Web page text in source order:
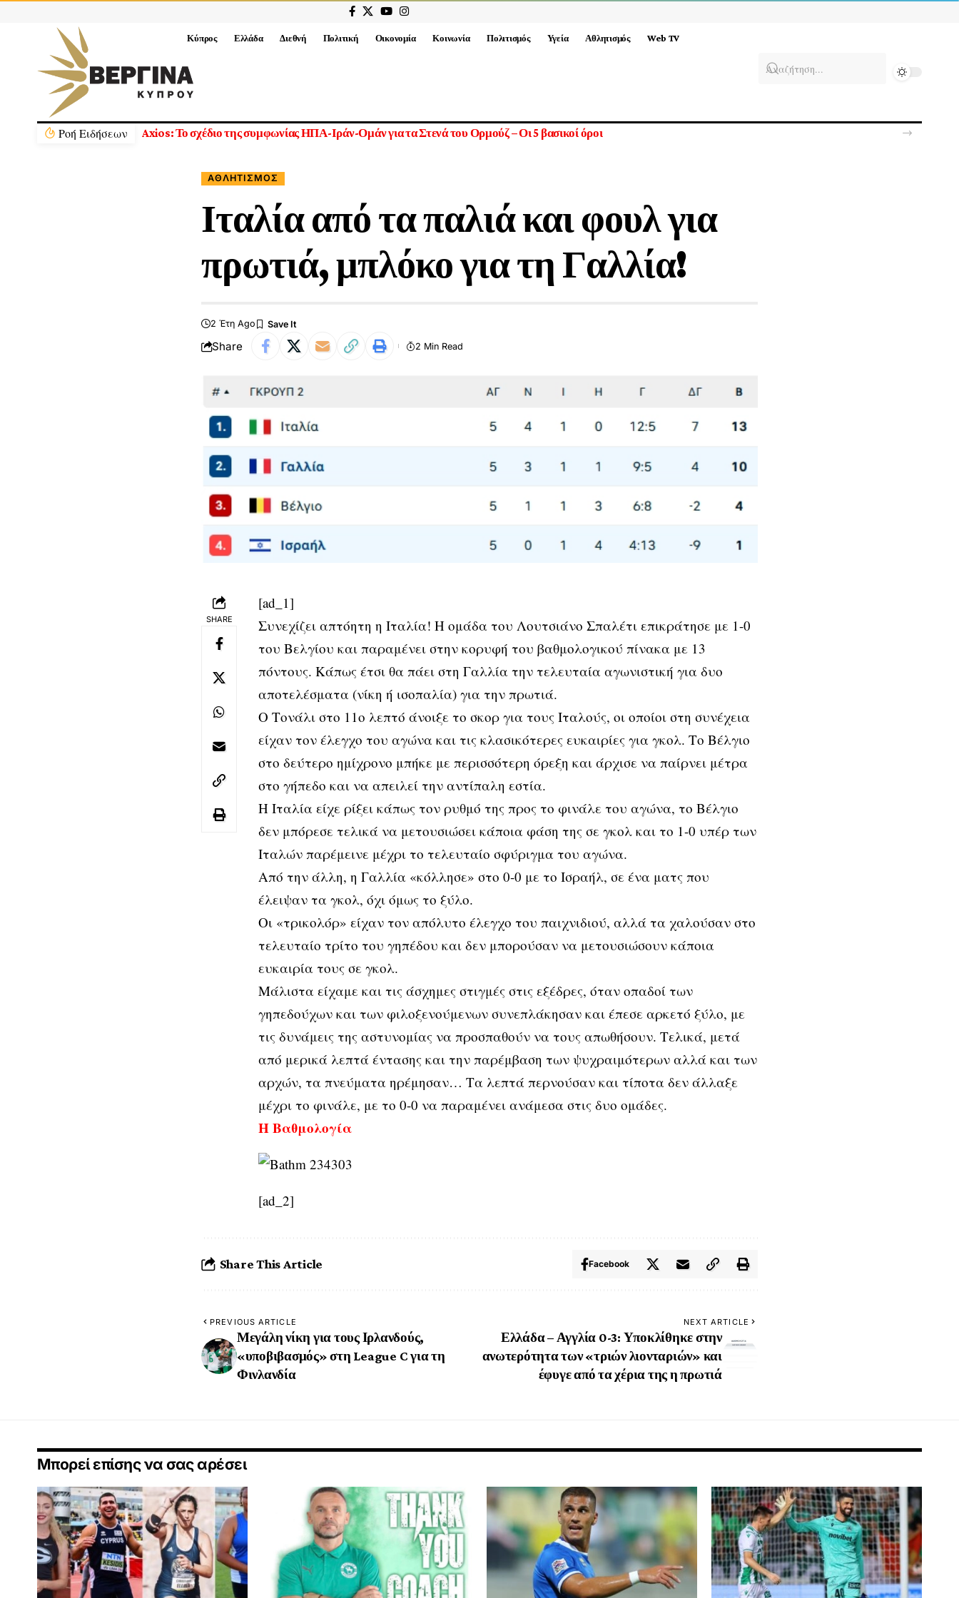
Κύπρος Ελλάδα Διεθνή Πολιτική Οικονομία Κοινωνία Πολιτισμός Υγεία Αθλητισμός Web TV
Ρoή Ειδήσεων Πετρέλαιο: Πτώση τιμών μετά τις δηλώσεις Μπέσεντ για πιθανή συμφωνία ΗΠΑ – Ιράν για τα Στενά του Ορμούζ
ΑΘΛΗΤΙΣΜΌΣ
Ιταλία από τα παλιά και φουλ για
πρωτιά, μπλόκο για τη Γαλλία!
2 Έτη Ago
Share 2 Min Read
SHARE
[ad_1]
Συνεχίζει απτόητη η Ιταλία! Η ομάδα του Λουτσιάνο Σπαλέτι επικράτησε με 1-0
του Βελγίου και παραμένει στην κορυφή του βαθμολογικού πίνακα με 13
πόντους. Κάπως έτσι θα πάει στη Γαλλία την τελευταία αγωνιστική για δυο
αποτελέσματα (νίκη ή ισοπαλία) για την πρωτιά.
Ο Τονάλι στο 11ο λεπτό άνοιξε το σκορ για τους Ιταλούς, οι οποίοι στη συνέχεια
είχαν τον έλεγχο του αγώνα και τις κλασικότερες ευκαιρίες για γκολ. Το Βέλγιο
στο δεύτερο ημίχρονο μπήκε με περισσότερη όρεξη και άρχισε να παίρνει μέτρα
στο γήπεδο και να απειλεί την αντίπαλη εστία.
Η Ιταλία είχε ρίξει κάπως τον ρυθμό της προς το φινάλε του αγώνα, το Βέλγιο
δεν μπόρεσε τελικά να μετουσιώσει κάποια φάση της σε γκολ και το 1-0 υπέρ των
Ιταλών παρέμεινε μέχρι το τελευταίο σφύριγμα του αγώνα.
Από την άλλη, η Γαλλία «κόλλησε» στο 0-0 με το Ισραήλ, σε ένα ματς που
έλειψαν τα γκολ, όχι όμως το ξύλο.
Οι «τρικολόρ» είχαν τον απόλυτο έλεγχο του παιχνιδιού, αλλά τα χαλούσαν στο
τελευταίο τρίτο του γηπέδου και δεν μπορούσαν να μετουσιώσουν κάποια
ευκαιρία τους σε γκολ.
Μάλιστα είχαμε και τις άσχημες στιγμές στις εξέδρες, όταν οπαδοί των
γηπεδούχων και των φιλοξενούμενων συνεπλάκησαν και έπεσε αρκετό ξύλο, με
τις δυνάμεις της αστυνομίας να προσπαθούν να τους απωθήσουν. Τελικά, μετά
από μερικά λεπτά έντασης και την παρέμβαση των ψυχραιμότερων αλλά και των
αρχών, τα πνεύματα ηρέμησαν… Τα λεπτά περνούσαν και τίποτα δεν άλλαξε
μέχρι το φινάλε, με το 0-0 να παραμένει ανάμεσα στις δυο ομάδες.
Η Βαθμολογία
[ad_2]
Share This Article Facebook
PREVIOUS ARTICLE
Μεγάλη νίκη για τους Ιρλανδούς,
«υποβιβασμός» στη League C για τη
Φινλανδία
NEXT ARTICLE
Ελλάδα – Αγγλία 0-3: Υποκλίθηκε στην
ανωτερότητα των «τριών λιονταριών» και
έφυγε από τα χέρια της η πρωτιά
Μπορεί επίσης να σας αρέσει